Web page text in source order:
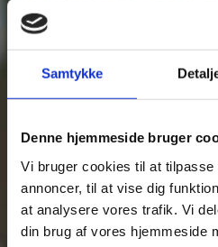
Samtykke
Denne hjemmeside bruger
Vi bruger cookies til at tilpasse
annoncer, til at vise dig
at analysere vores trafik. Vi
din brug af vores hjemmeside